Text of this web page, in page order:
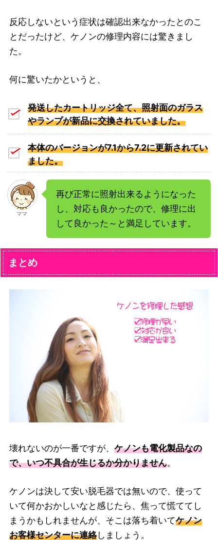
反応しないという症状は確認出来なかったとのこ
とだったけど、ケノンの修理内容には驚きまし
た。
何に驚いたかというと、
発送したカートリッジ全て、照射面のガラス
やランプが新品に交換されていました。
本体のバージョンが7.1から7.2に更新されてい
ました。
ママ
再び正常に照射出来るようになった
し、対応も良かったので、修理に出
して良かった～と満足しています。
まとめ
壊れないのが一番ですが、 ケノンも電化製品なの
で、いつ不具合が生じるか分かりません。
ケノンは決して安い脱毛器では無いので、使って
いて何かおかしいなと感じたら、焦って慌ててし
まうかもしれませんが、そこは落ち着いてケノン
お客様センターに連絡しましょう。